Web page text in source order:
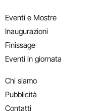
Eventi e Mostre
Inaugurazioni
Finissage
Eventi in giornata
Chi siamo
Pubblicità
Contatti